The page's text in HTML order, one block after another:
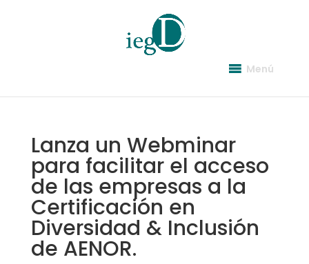
Menú
Lanza un Webminar
para facilitar el acceso
de las empresas a la
Certificación en
Diversidad & Inclusión
de AENOR.